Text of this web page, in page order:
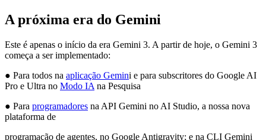
A próxima era do Gemini
Este é apenas o início da era Gemini 3. A partir de hoje, o Gemini 3
começa a ser implementado:
● Para todos na aplicação Gemini e para subscritores do Google AI
Pro e Ultra no Modo IA na Pesquisa
● Para programadores na API Gemini no AI Studio, a nossa nova
plataforma de
programação de agentes, no Google Antigravity; e na CLI Gemini